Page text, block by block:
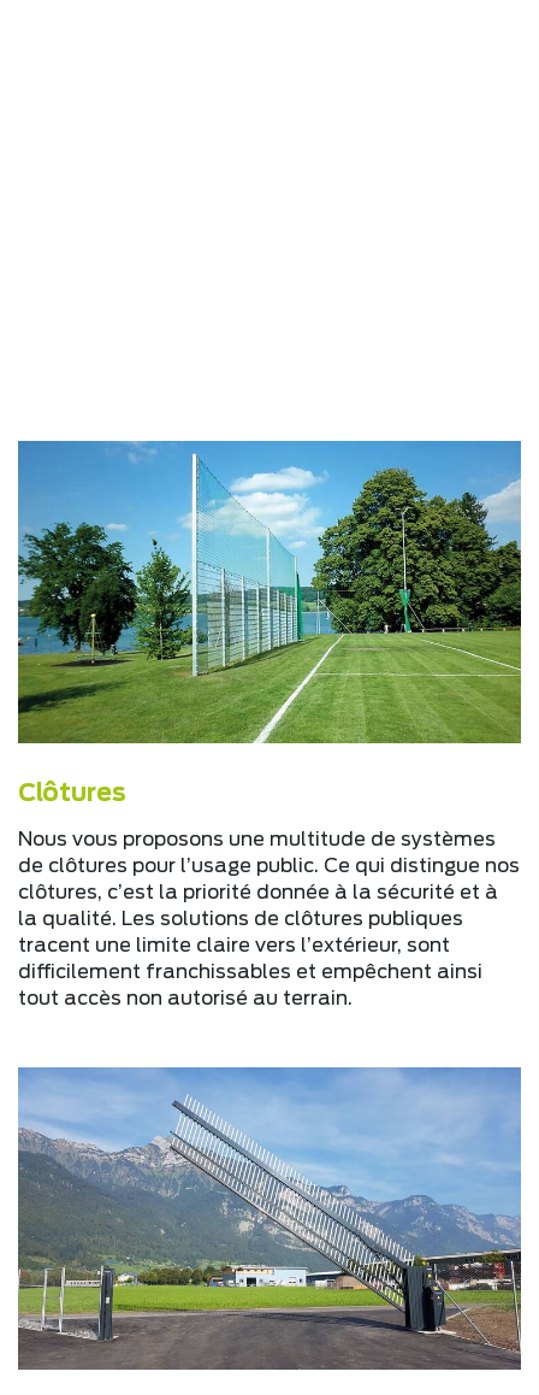
Clôtures
Nous vous proposons une multitude de systèmes
de clôtures pour l’usage public. Ce qui distingue nos
clôtures, c’est la priorité donnée à la sécurité et à
la qualité. Les solutions de clôtures publiques
tracent une limite claire vers l’extérieur, sont
difficilement franchissables et empêchent ainsi
tout accès non autorisé au terrain.